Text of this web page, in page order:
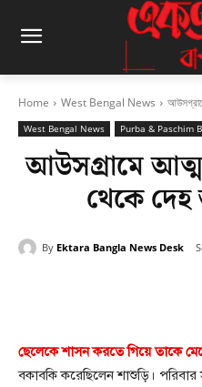
Home West Bengal News
West Bengal News Purba & Paschim
আউসগ্রামে
থেকে
By Ektara Bangla News Desk
ছেলেকে শাসন করতে গিয়ে তাকে
বকাবকি করেছিলেন শাশুড়ি।